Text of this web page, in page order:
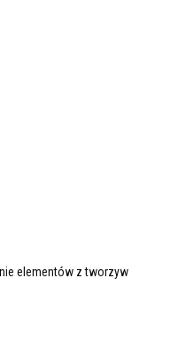
elementów z tworzyw